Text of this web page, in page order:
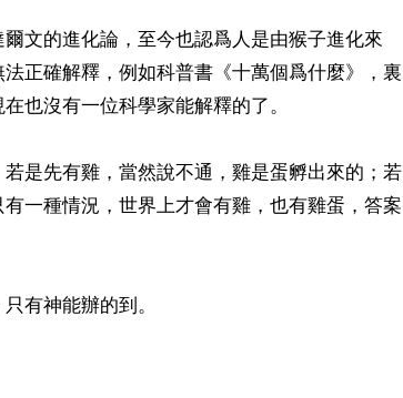
文的進化論，至今也認爲人是由猴子進化來
正確解釋，例如科普書《十萬個爲什麼》，裏
也沒有一位科學家能解釋的了。
是先有雞，當然說不通，雞是蛋孵出來的；若
一種情況，世界上才會有雞，也有雞蛋，答案
有神能辦的到。